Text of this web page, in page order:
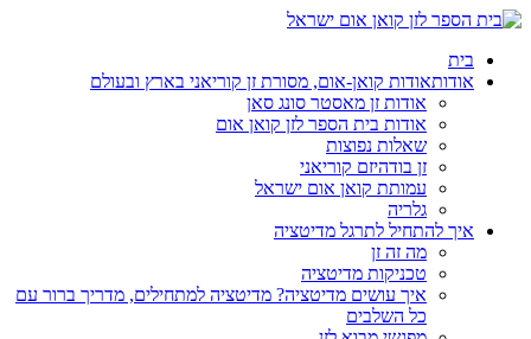
בית
אודותאודות קואן-אום, מסורת זן קוריאני בארץ ובעולם
אודות זן מאסטר סונג סאן
אודות בית הספר לזן קואן אום
שאלות נפוצות
זן בודהיזם קוריאני
עמותת קואן אום ישראל
גלריה
איך להתחיל לתרגל מדיטציה
מה זה זן
טכניקות מדיטציה
איך עושים מדיטציה? מדיטציה למתחילים, מדריך ברור עם
כל השלבים